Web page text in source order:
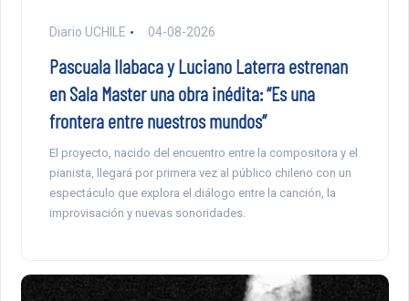
Diario UCHILE 04-08-2026
Pascuala Ilabaca y Luciano Laterra estrenan
en Sala Master una obra inédita: “Es una
frontera entre nuestros mundos”
El proyecto, nacido del encuentro entre la compositora y el
pianista, llegará por primera vez al público chileno con un
espectáculo que explora el diálogo entre la canción, la
improvisación y nuevas sonoridades.